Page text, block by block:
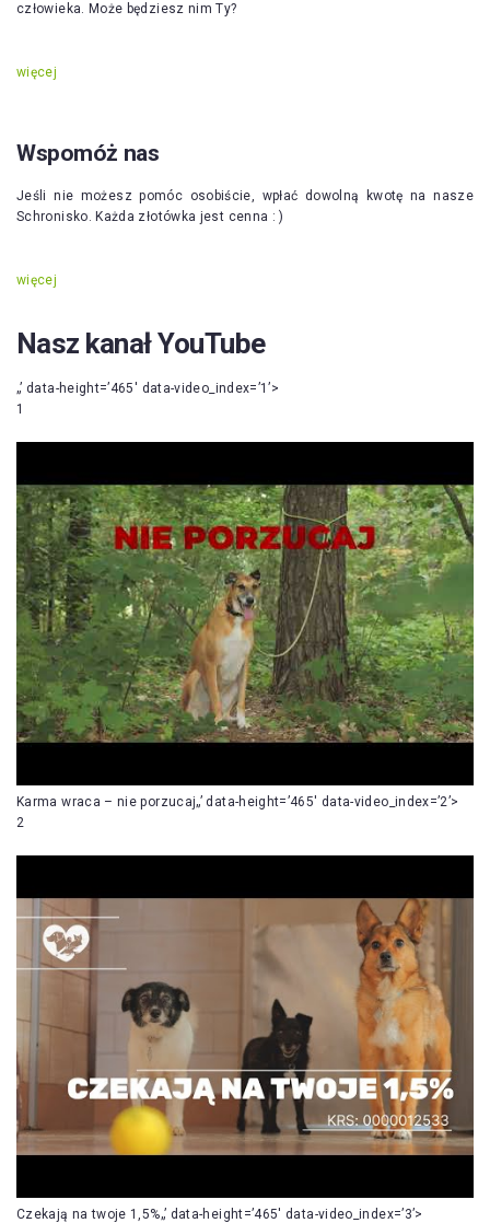
człowieka. Może będziesz nim Ty?
więcej
Wspomóż nas
Jeśli nie możesz pomóc osobiście, wpłać dowolną kwotę na nasze
Schronisko. Każda złotówka jest cenna : )
więcej
Nasz kanał YouTube
„’ data-height=’465′ data-video_index=’1’>
1
Karma wraca – nie porzucaj„’ data-height=’465′ data-video_index=’2’>
2
Czekają na twoje 1,5%„’ data-height=’465′ data-video_index=’3’>